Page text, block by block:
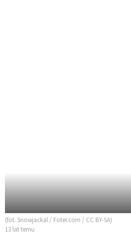
(fot. Snowjackal / Foter.com / CC BY-SA)
13 lat temu